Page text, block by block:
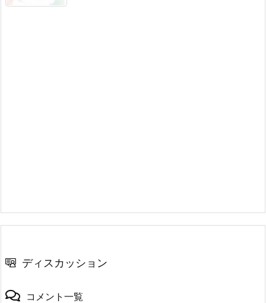
ディスカッション
コメント一覧